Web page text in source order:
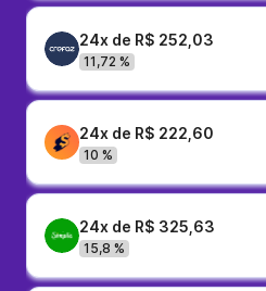
24x de R$ 252,03
11,72 %
24x de R$ 222,60
10 %
24x de R$ 325,63
15,8 %